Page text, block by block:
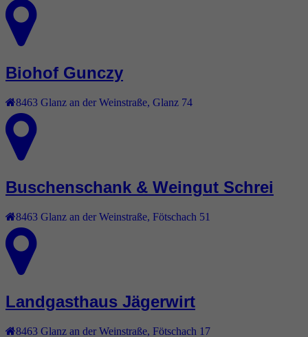
Biohof Gunczy
8463 Glanz an der Weinstraße, Glanz 74
Buschenschank & Weingut Schrei
8463 Glanz an der Weinstraße Fötschach 51
Landgasthaus Jägerwirt
8463 Glanz an der Weinstraße Fötschach 17